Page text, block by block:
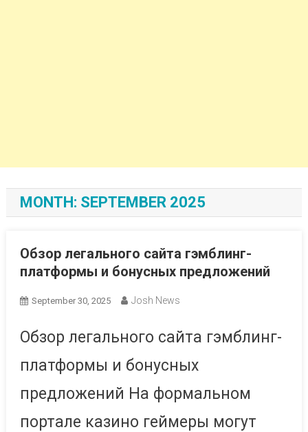
MONTH: SEPTEMBER 2025
Обзор легального сайта гэмблинг-
платформы и бонусных предложений
September 30, 2025 Josh News
Обзор легального сайта гэмблинг-
платформы и бонусных
предложений На формальном
портале казино геймеры могут